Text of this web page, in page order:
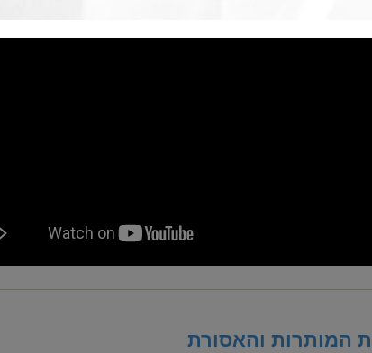
המותרות והאסורת